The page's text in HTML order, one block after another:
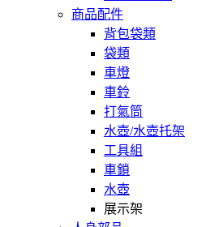
商品配件
背包袋類
袋類
車燈
車鈴
打氣筒
水壺/水壺托架
工具組
車鎖
水壺
展示架